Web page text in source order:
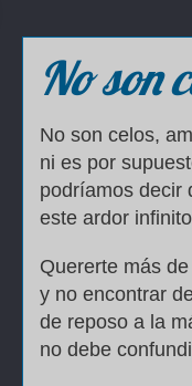
No son
No son celos,
ni es por
podríamos decir
este ardor
Quererte más
y no encontrar
de reposo a la
no debe